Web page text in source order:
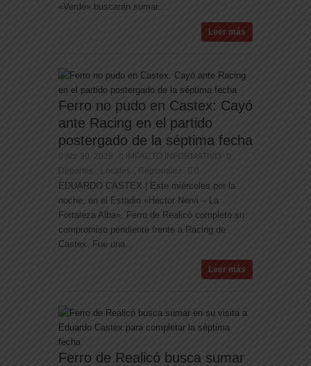
«Verde» buscarán sumar...
Leer más
Ferro no pudo en Castex: Cayó
ante Racing en el partido
postergado de la séptima fecha
Abr 30, 2026
IMPACTO INFORMATIVO
Deportes
Locales Regionales 0
EDUARDO CASTEX | Este miércoles por la
noche, en el Estadio «Héctor Nervi – La
Fortaleza Alba», Ferro de Realicó completó su
compromiso pendiente frente a Racing de
Castex. Fue una...
Leer más
Ferro de Realicó busca sumar